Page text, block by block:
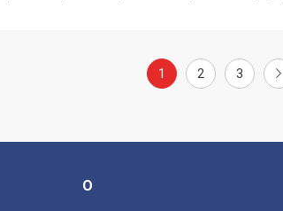
1 2 3
O